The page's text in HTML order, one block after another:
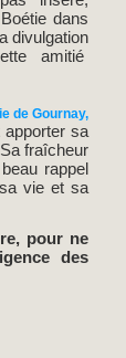
dans
divulgation
amitié
de Gournay,
apporter sa
fraîcheur
rappel
vie et sa
pour ne
des